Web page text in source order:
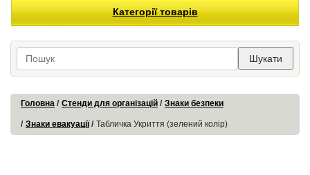
Категорії товарів
Шукати
Головна Стенди для організацій Знаки безпеки
Знаки евакуації Табличка Укриття (зелений колір)